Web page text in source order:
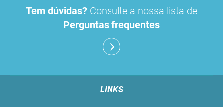
Tem dúvidas? Consulte a nossa lista de
Perguntas frequentes
LINKS